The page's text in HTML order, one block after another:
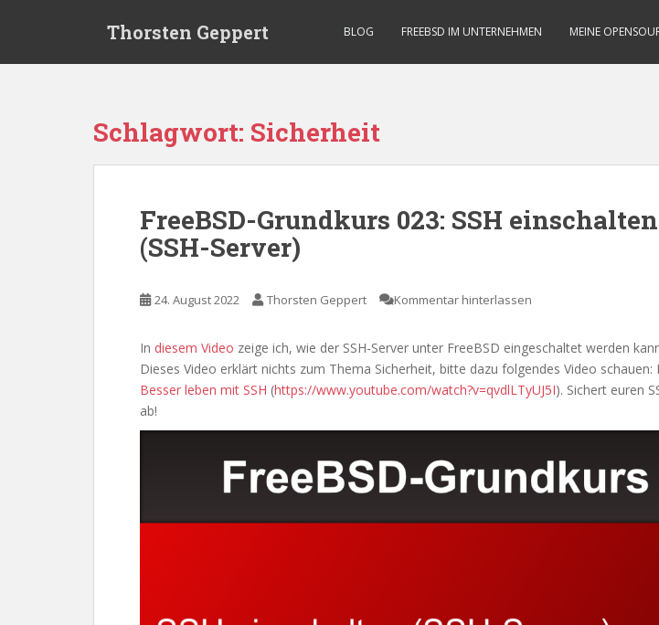
Thorsten Geppert BLOG FREEBSD IM UNTERNEHMEN MEINE
Schlagwort: Sicherheit
FreeBSD-Grundkurs 023: SSH einschalten
(SSH-Server)
24. August 2022 Thorsten Geppert Kommentar hinterlassen
In diesem Video zeige ich, wie der SSH-Server unter FreeBSD eingeschaltet werden
Dieses Video erklärt nichts zum Thema Sicherheit, bitte dazu folgendes Video schauen:
Besser leben mit SSH (https://www.youtube.com/watch?v=qvdlLTyUJ5I). Sichert euren
ab!